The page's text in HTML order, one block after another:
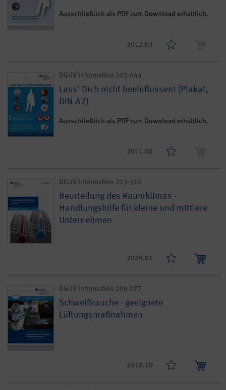
Ausschließlich als PDF zum Download erhältlich.
2012.03
DGUV Information 203-044
Lass' Dich nicht beeinflussen! (Plakat,
DIN A2)
Ausschließlich als PDF zum Download erhältlich.
2011.08
DGUV Information 215-510
Beurteilung des Raumklimas -
Handlungshilfe für kleine und mittlere
Unternehmen
2026.01
DGUV Information 209-077
Schweißrauche - geeignete
Lüftungsmaßnahmen
2018.10